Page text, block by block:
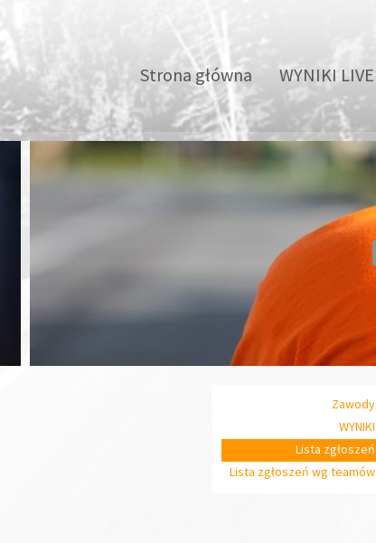
Strona główna WYNIKI LIVE
Zawody
WYNIKI
Lista zgłoszeń
Lista zgłoszeń wg teamów